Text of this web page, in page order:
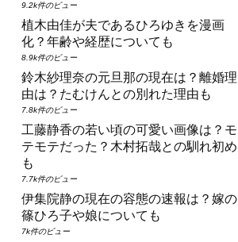
9.2k件のビュー
植木由佳が夫であるひろゆきを漫画
化？年齢や経歴についても
8.9k件のビュー
鈴木紗理奈の元旦那の現在は？離婚理
由は？たむけんとの別れた理由も
7.8k件のビュー
工藤静香の若い頃の可愛い画像は？モ
テモテだった？木村拓哉との馴れ初め
も
7.7k件のビュー
伊集院静の現在の容態の速報は？嫁の
篠ひろ子や娘についても
7k件のビュー